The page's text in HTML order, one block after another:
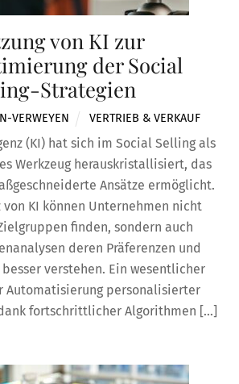
von KI zur
der Social
Strategien
VERWEYEN VERTRIEB & VERKAUF
(KI) hat sich im Social Selling als
Werkzeug herauskristallisiert, das
Ansätze ermöglicht.
von KI können Unternehmen nicht
finden, sondern auch
deren Präferenzen und
verstehen. Ein wesentlicher
Automatisierung personalisierter
fortschrittlicher Algorithmen […]